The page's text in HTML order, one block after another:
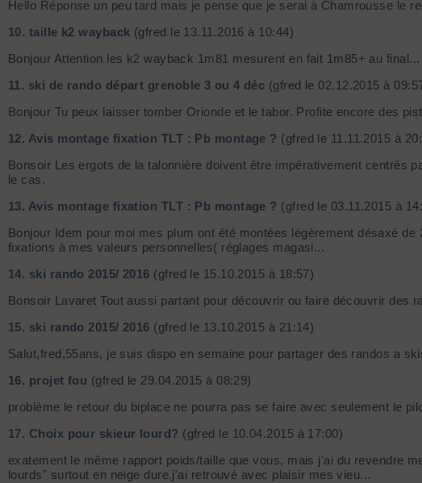
Hello Réponse un peu tard mais je pense que je serai à Chamrousse le
10. taille k2 wayback (gfred le 13.11.2016 à 10:44)
Bonjour Attention les k2 wayback 1m81 mesurent en fait 1m85+ au
11. ski de rando départ grenoble 3 ou 4 déc (gfred le 02.12.2015 à
Bonjour Tu peux laisser tomber Orionde et le tabor. Profite encore des
12. Avis montage fixation TLT : Pb montage ? (gfred le 11.11.2015 à
Bonsoir Les ergots de la talonnière doivent être impérativement centrés
le cas.
13. Avis montage fixation TLT : Pb montage ? (gfred le 03.11.2015 à
Bonjour Idem pour moi mes plum ont été montées légèrement désaxé
fixations à mes valeurs personnelles( réglages magasi...
14. ski rando 2015/ 2016 (gfred le 15.10.2015 à 18:57)
Bonsoir Lavaret Tout aussi partant pour découvrir ou faire découvrir des
15. ski rando 2015/ 2016 (gfred le 13.10.2015 à 21:14)
Salut,fred,55ans, je suis dispo en semaine pour partager des randos a
16. projet fou (gfred le 29.04.2015 à 08:29)
problème le retour du biplace ne pourra pas se faire avec seulement le
17. Choix pour skieur lourd? (gfred le 10.04.2015 à 17:00)
exatement le même rapport poids/taille que vous, mais j'ai du revendre
lourds" surtout en neige dure.j'ai retrouvé avec plaisir mes vieu...